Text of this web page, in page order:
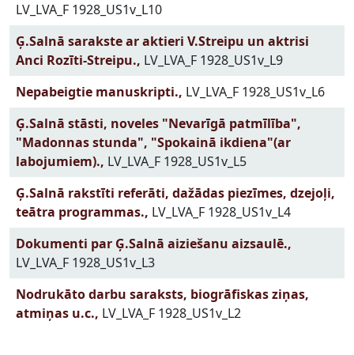
LV_LVA_F 1928_US1v_L10
Ģ.Salnā sarakste ar aktieri V.Streipu un aktrisi
Anci Rozīti-Streipu., LV_LVA_F 1928_US1v_L9
Nepabeigtie manuskripti., LV_LVA_F 1928_US1v_L6
Ģ.Salnā stāsti, noveles "Nevarīgā patmīlība",
"Madonnas stunda", "Spokainā ikdiena"(ar
labojumiem)., LV_LVA_F 1928_US1v_L5
Ģ.Salnā rakstīti referāti, dažādas piezīmes, dzejoļi,
teātra programmas., LV_LVA_F 1928_US1v_L4
Dokumenti par Ģ.Salnā aiziešanu aizsaulē.,
LV_LVA_F 1928_US1v_L3
Nodrukāto darbu saraksts, biogrāfiskas ziņas,
atmiņas u.c., LV_LVA_F 1928_US1v_L2